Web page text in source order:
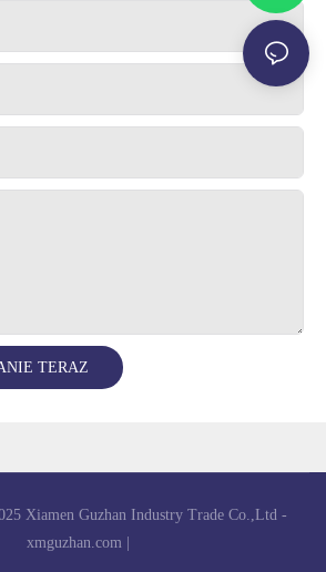
TERAZ
Xiamen Guzhan Industry Trade Co.,Ltd -
xmguzhan.com